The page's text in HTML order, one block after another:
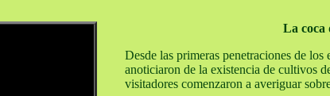
La coca
Desde las primeras penetraciones de
anoticiaron de la existencia de cultivos
visitadores comenzaron a averiguar